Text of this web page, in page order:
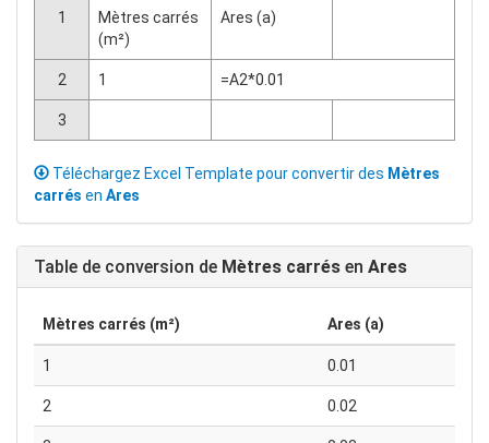
1
Mètres carrés
(m²)
Ares (a)
2 1 =A2*0.01
3
Téléchargez Excel Template pour convertir des Mètres
carrés en Ares
Table de conversion de Mètres carrés en Ares
Mètres carrés (m²) Ares (a)
1 0.01
2 0.02